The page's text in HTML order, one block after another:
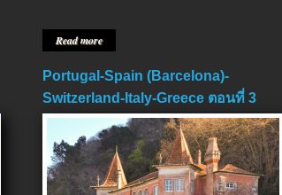
Read more
Portugal-Spain (Barcelona)-
Switzerland-Italy-Greece ตอนที่ 3